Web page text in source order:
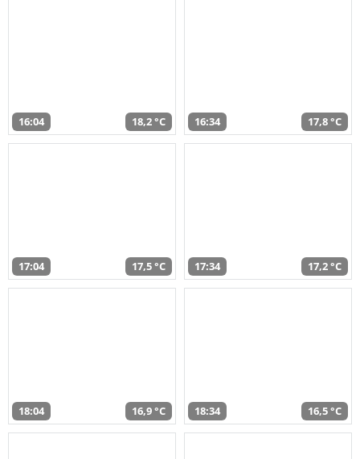
16:04 18,2 °C 16:34 17,8 °C
17:04 17,5 °C 17:34 17,2 °C
18:04 16,9 °C 18:34 16,5 °C